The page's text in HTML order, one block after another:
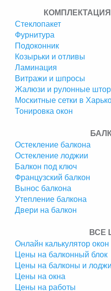
Стеклопакет
Фурнитура
Подоконник
Козырьки и отливы
Ламинация
Витражи и шпросы
Жалюзи и рулонные
Москитные сетки в
Тонировка окон
Остекление балкона
Остекление лоджии
Балкон под ключ
Французский балкон
Вынос балкона
Утепление балкона
Двери на балкон
ВСЕ
Онлайн калькулятор окон
Цены на балконный блок
Цены на балконы и
Цены на окна
Цены на работы